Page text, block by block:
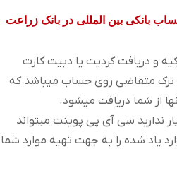
بانکی بین المللی در بانک زراعت
و دریافت کردیت یا دبیت کارت
ترک متقاضی روی حساب میباشد که
از شما دریافت میشود.
ندارید سی آی پی پوینت میتواند
یاد شده را به جهت تهیه موارد شما